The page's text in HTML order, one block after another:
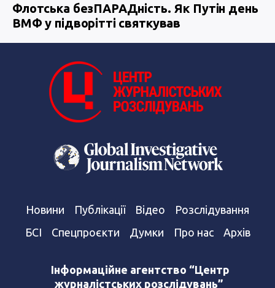
Флотська безПАРАДність. Як Путін день
ВМФ у підворітті святкував
Новини Публікації Відео
Розслідування
БСІ
Спецпроєкти Думки Про нас Архів
Інформаційне агентство “Центр
журналістських розслідувань”